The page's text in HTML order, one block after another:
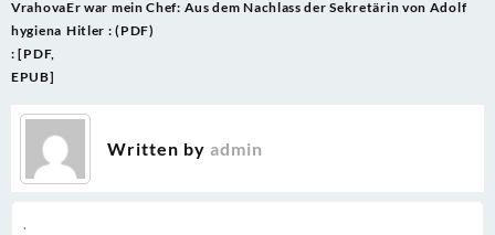
.
Post
navigation
Vrahova
hygiena
: [PDF,
EPUB]
Er war mein Chef: Aus dem Nachlass der Sekretärin von Adolf
Hitler : (PDF)
Written by admin